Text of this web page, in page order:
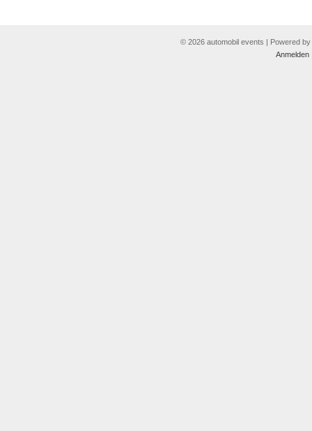
© 2026 automobil events | Powered by
Anmelden|